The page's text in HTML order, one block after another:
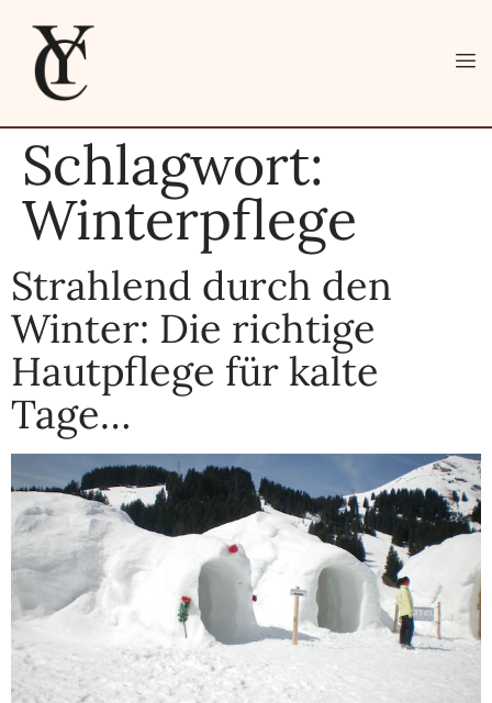
Schlagwort:
Winterpflege
Strahlend durch den
Winter: Die richtige
Hautpflege für kalte
Tage…